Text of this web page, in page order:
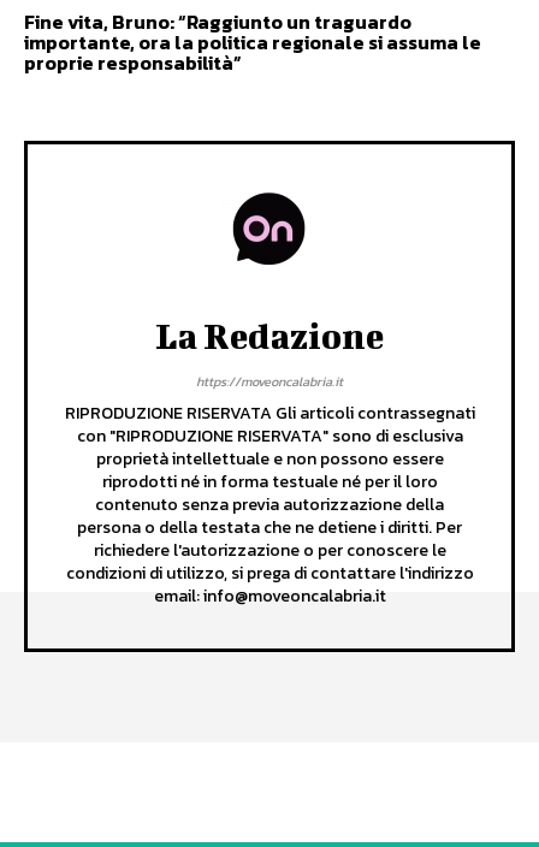
Fine vita, Bruno: “Raggiunto un traguardo
importante, ora la politica regionale si assuma le
proprie responsabilità”
La Redazione
https://moveoncalabria.it
RIPRODUZIONE RISERVATA Gli articoli contrassegnati
con "RIPRODUZIONE RISERVATA" sono di esclusiva
proprietà intellettuale e non possono essere
riprodotti né in forma testuale né per il loro
contenuto senza previa autorizzazione della
persona o della testata che ne detiene i diritti. Per
richiedere l'autorizzazione o per conoscere le
condizioni di utilizzo, si prega di contattare l'indirizzo
email: info@moveoncalabria.it